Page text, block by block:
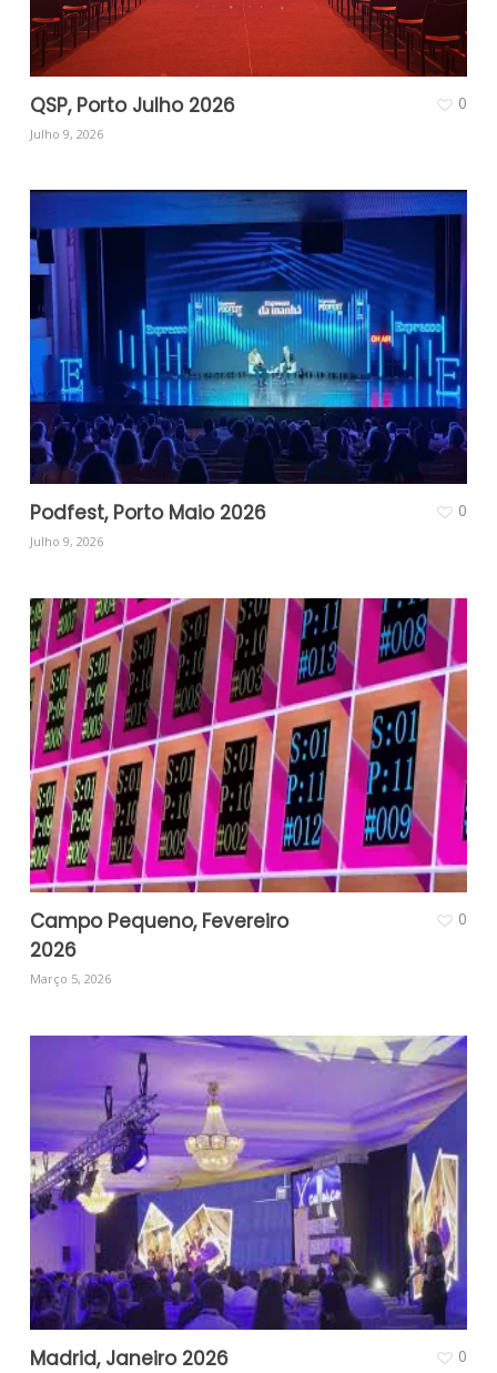
QSP, Porto Julho 2026
Julho 9, 2026
0
Podfest, Porto Maio 2026
Julho 9, 2026
0
Campo Pequeno, Fevereiro
2026
Março 5, 2026
0
Madrid, Janeiro 2026 0